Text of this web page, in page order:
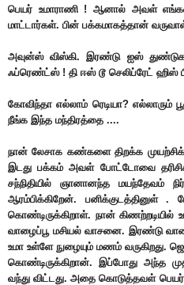
பெயர் உமாராணி ! ஆனால் அவள் எங்கள்
மாட்டார்கள். பின் பக்கமாகத்தான்
அவுன்ஸ் விஸ்கி. இரண்டு ஐஸ்
ஃப்ரெண்ட்ஸ் ! தி ஈஸ் டூ செலிப்ரேட் ஹிஸ்
கோவிந்தா எல்லாம் ரெடியா?
நீங்க இந்த மந்திரத்தை ....
நான் லேசாக கண்களை திறக்க
இடது பக்கம் அவள் போட்டோவை
சந்நிதியில் ஞானானந்த மயந்தேவம்
ஆரம்பிக்கிறேன். பனிக்குடத்தினுள் .
கொண்டிருக்கிறாள். நான் கிணற்றடியில்
வாழைப்பூ மசியல் வாசனை. இரண்டு
உமா உள்ளே நுழையும் மணம் வருகிறது.
கொண்டிருக்கிறான். இப்போது அந்த
வந்து விட்டது. அதை கொடுத்தவள்